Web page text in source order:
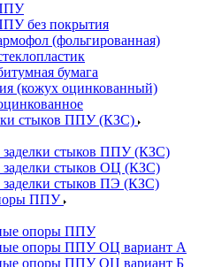
без покрытия
(фольгированная)
бумага
(кожух оцинкованный)
стыков ППУ (КЗС)
стыков ППУ (КЗС)
стыков ОЦ (КЗС)
стыков ПЭ (КЗС)
ППУ
опоры ППУ
опоры ППУ ОЦ вариант А
опоры ППУ ОЦ вариант Б